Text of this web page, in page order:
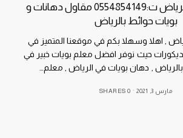
معلم بوية في الرياض ت:0554854149 مقاول دهانات و
بويات حوائط بالرياض
, اهلا وسهلا بكم في موقعنا المتميز في
حيث نوفر افضل معلم بويات خبير في
بالرياض , دهان بويات في الرياض , معلم…
مارس 3, 2021 0 SHARES